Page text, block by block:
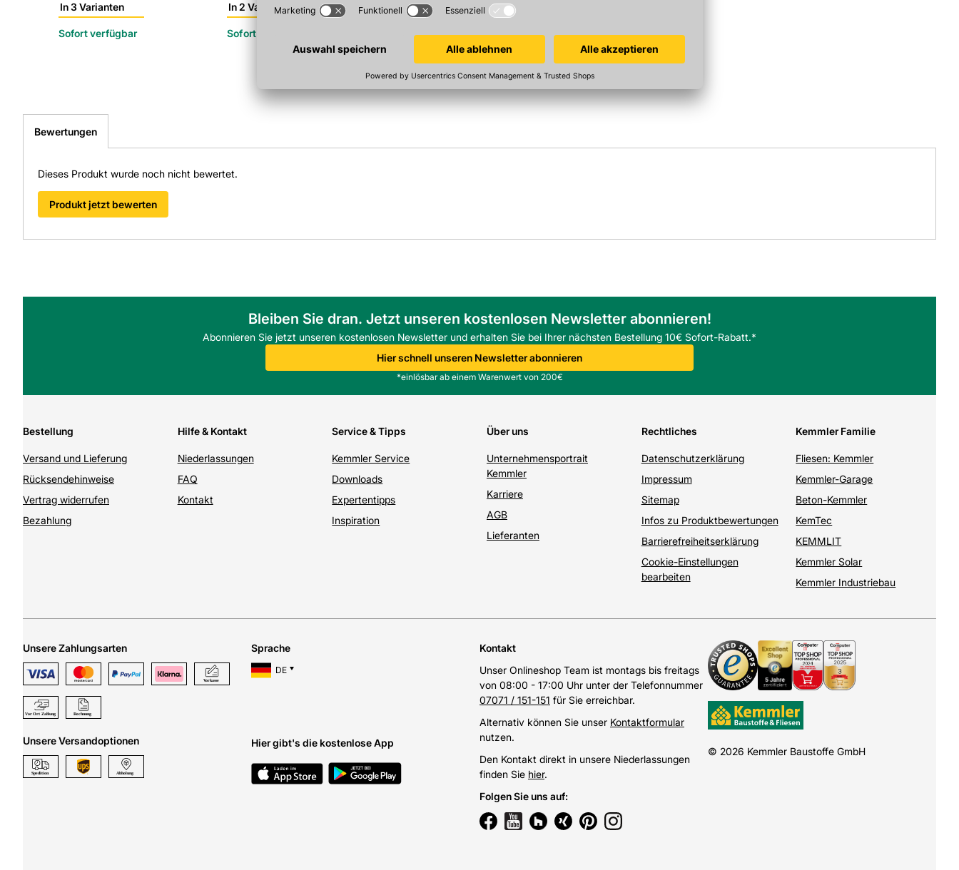
In 3 Varianten
Sofort verfügbar
In 2 Varianten
Sofort verfügbar
In 3 Varianten
Sofort verfügbar Sofort verfügbar
Bewertungen
Dieses Produkt wurde noch nicht bewertet.
Produkt jetzt bewerten
Bleiben Sie dran. Jetzt unseren kostenlosen Newsletter abonnieren!
Abonnieren Sie jetzt unseren kostenlosen Newsletter und erhalten Sie bei Ihrer nächsten Bestellung 10€ Sofort-Rabatt.*
Hier schnell unseren Newsletter abonnieren
*einlösbar ab einem Warenwert von 200€
Bestellung
Versand und Lieferung
Rücksendehinweise
Vertrag widerrufen
Bezahlung
Hilfe & Kontakt
Niederlassungen
FAQ
Kontakt
Service & Tipps
Kemmler Service
Downloads
Expertentipps
Inspiration
Über uns
Unternehmensportrait
Kemmler
Karriere
AGB
Lieferanten
Rechtliches
Datenschutzerklärung
Impressum
Sitemap
Infos zu Produktbewertungen
Barrierefreiheitserklärung
Cookie-Einstellungen
bearbeiten
Kemmler Familie
Fliesen: Kemmler
Kemmler-Garage
Beton-Kemmler
KemTec
KEMMLIT
Kemmler Solar
Kemmler Industriebau
Unsere Zahlungsarten
Unsere Versandoptionen
Sprache
DE
Hier gibt's die kostenlose App
Kontakt
Unser Onlineshop Team ist montags bis freitags
von 08:00 - 17:00 Uhr unter der Telefonnummer
07071 / 151-151 für Sie erreichbar.
Alternativ können Sie unser Kontaktformular
nutzen.
Den Kontakt direkt in unsere Niederlassungen
finden Sie hier.
Folgen Sie uns auf:
© 2026 Kemmler Baustoffe GmbH